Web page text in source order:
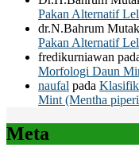
Pakan Alternatif
dr.N.Bahrum
Pakan Alternatif
fredikurniawan
Morfologi Daun
naufal pada
Mint (Mentha
Meta